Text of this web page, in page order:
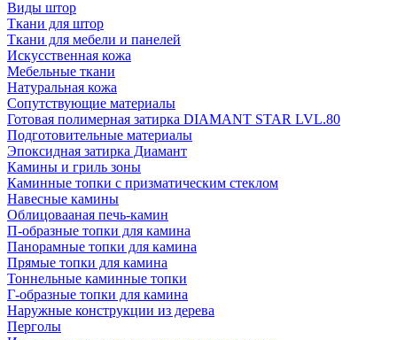
Виды штор
Ткани для штор
Ткани для мебели и панелей
Искусственная кожа
Мебельные ткани
Натуральная кожа
Сопутствующие материалы
Готовая полимерная затирка DIAMANT STAR LVL.80
Подготовительные материалы
Эпоксидная затирка Диамант
Камины и гриль зоны
Каминные топки с призматическим стеклом
Навесные камины
Облицовааная печь-камин
П-образные топки для камина
Панорамные топки для камина
Прямые топки для камина
Тоннельные каминные топки
Г-образные топки для камина
Наружные конструкции из дерева
Перголы